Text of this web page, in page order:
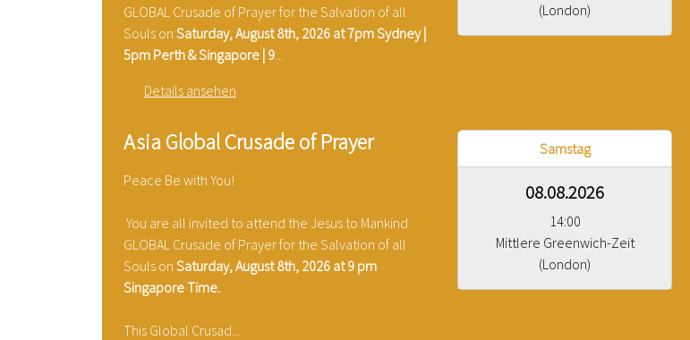
(London)
GLOBAL Crusade of Prayer for the Salvation of all
Souls on Saturday, August 8th, 2026 at 7pm Sydney |
5pm Perth & Singapore | 9...
Details ansehen
Samstag
08.08.2026
14:00
Mittlere Greenwich-Zeit
(London)
Asia Global Crusade of Prayer
Peace Be with You!
You are all invited to attend the Jesus to Mankind
GLOBAL Crusade of Prayer for the Salvation of all
Souls on Saturday, August 8th, 2026 at 9 pm
Singapore Time.
This Global Crusad...